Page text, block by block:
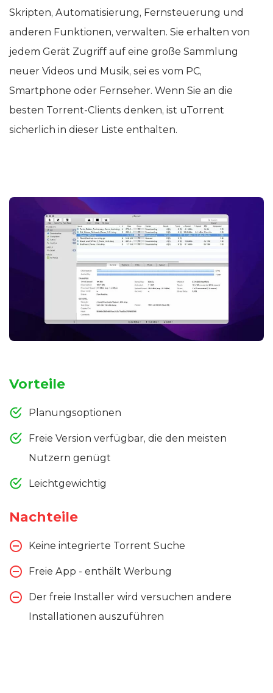
Skripten, Automatisierung, Fernsteuerung und
anderen Funktionen, verwalten. Sie erhalten von
jedem Gerät Zugriff auf eine große Sammlung
neuer Videos und Musik, sei es vom PC,
Smartphone oder Fernseher. Wenn Sie an die
besten Torrent-Clients denken, ist uTorrent
sicherlich in dieser Liste enthalten.
Vorteile
Planungsoptionen
Freie Version verfügbar, die den meisten
Nutzern genügt
Leichtgewichtig
Nachteile
Keine integrierte Torrent Suche
Freie App - enthält Werbung
Der freie Installer wird versuchen andere
Installationen auszuführen